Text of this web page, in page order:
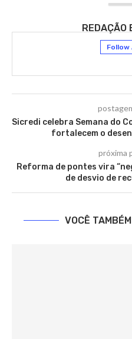
REDAÇÃO
Sicredi celebra Semana do
fortalecem o
próxima
Reforma de pontes vira
de desvio de
VOCÊ